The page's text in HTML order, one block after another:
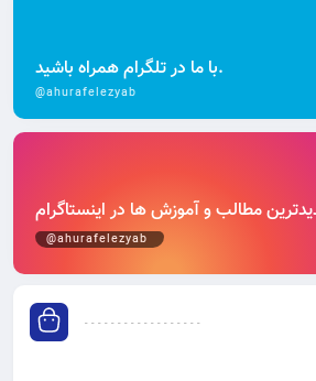
با ما در تلگرام همراه باشید.
@ahurafelezyab
@ahurafelezyab